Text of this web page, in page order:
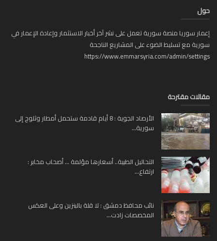
سوريا منصة سورية تعمل على نشر آخر أخبار الاستثمار وإعادة الإعمار في
مع تسليط الضوء على المشاريع الناجحة
https://www.emmarsyria.com/admin/
مقترحة
الأرصاد الجوية : 8 أيام قادمة ستحمل أمطار وثلوج إلى
سورية...
التحاليل الطبية.. أسعارها مؤلمة … أصحاب مخابر :
ارتفاع...
نائب محافظ دمشق : لا قلة بالبنزين وعلى العكس
المخصصات زادت...